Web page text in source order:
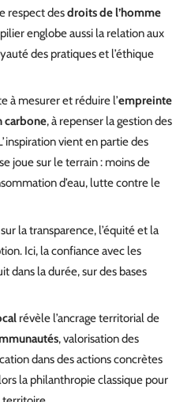
respect desdroits de l’homme
englobe aussi la relation aux
des pratiques et l’éthique
à mesurer et réduire l’empreinte
carbone, à repenser la gestion des
vient en partie des
joue sur le terrain : moins de
d’eau, lutte contre le
la transparence, l’équité et la
Ici, la confiance avec les
dans la durée, sur des bases
révèle l’ancrage territorial de
, valorisation des
dans des actions concrètes
la philanthropie classique pour